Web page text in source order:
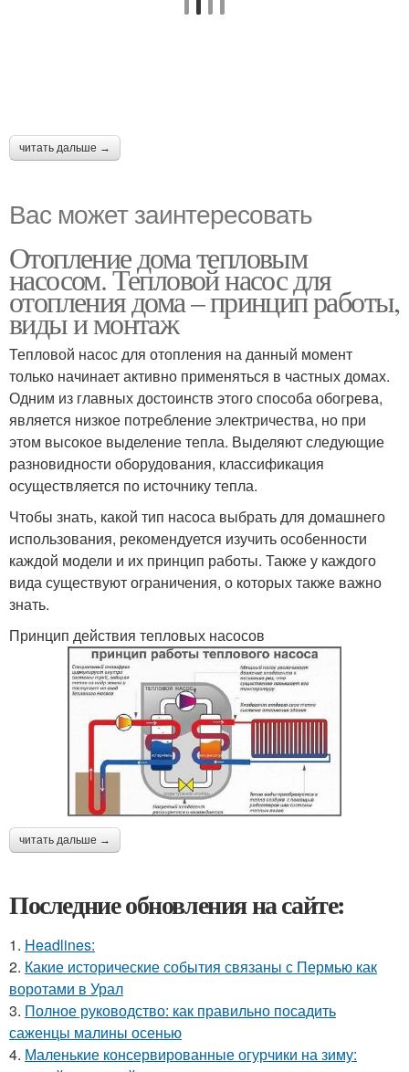
читать дальше →
Вас может заинтересовать
Отопление дома тепловым
насосом. Тепловой насос для
отопления дома – принцип работы,
виды и монтаж
Тепловой насос для отопления на данный момент
только начинает активно применяться в частных домах.
Одним из главных достоинств этого способа обогрева,
является низкое потребление электричества, но при
этом высокое выделение тепла. Выделяют следующие
разновидности оборудования, классификация
осуществляется по источнику тепла.
Чтобы знать, какой тип насоса выбрать для домашнего
использования, рекомендуется изучить особенности
каждой модели и их принцип работы. Также у каждого
вида существуют ограничения, о которых также важно
знать.
Принцип действия тепловых насосов
читать дальше →
Последние обновления на сайте:
1. Headlines:
2. Какие исторические события связаны с Пермью как
воротами в Урал
3. Полное руководство: как правильно посадить
саженцы малины осенью
4. Маленькие консервированные огурчики на зиму: